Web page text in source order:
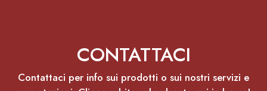
CONTATTACI
Contattaci per info sui prodotti o sui nostri servizi e